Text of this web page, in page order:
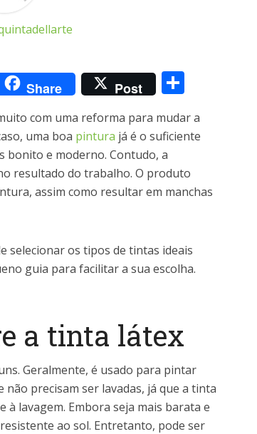
Share Post
com uma reforma para mudar a
uma boa pintura já é o suficiente
bonito e moderno. Contudo, a
resultado do trabalho. O produto
assim como resultar em manchas
selecionar os tipos de tintas ideais
guia para facilitar a sua escolha.
a tinta látex
Geralmente, é usado para pintar
precisam ser lavadas, já que a tinta
à lavagem. Embora seja mais barata e
ao sol. Entretanto, pode ser